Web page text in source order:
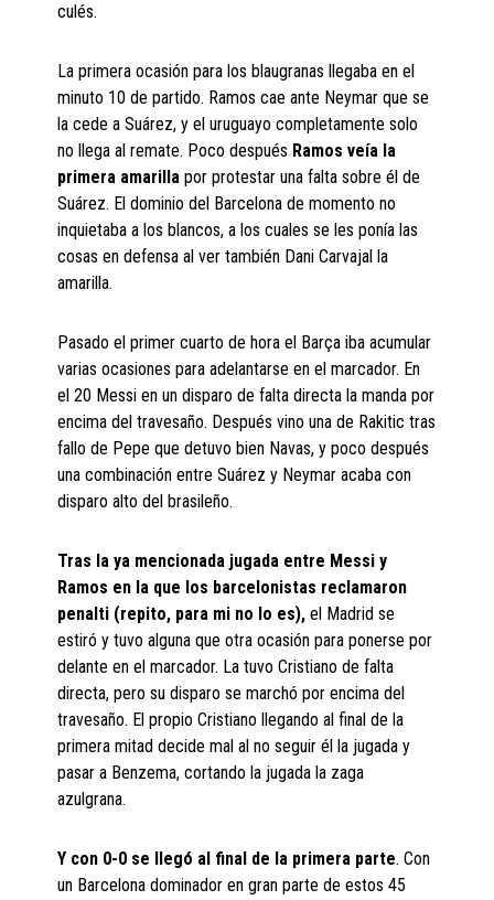
culés.
La primera ocasión para los blaugranas llegaba en el
minuto 10 de partido. Ramos cae ante Neymar que se
la cede a Suárez, y el uruguayo completamente solo
no llega al remate. Poco después Ramos veía la
primera amarilla por protestar una falta sobre él de
Suárez. El dominio del Barcelona de momento no
inquietaba a los blancos, a los cuales se les ponía las
cosas en defensa al ver también Dani Carvajal la
amarilla.
Pasado el primer cuarto de hora el Barça iba acumular
varias ocasiones para adelantarse en el marcador. En
el 20 Messi en un disparo de falta directa la manda por
encima del travesaño. Después vino una de Rakitic tras
fallo de Pepe que detuvo bien Navas, y poco después
una combinación entre Suárez y Neymar acaba con
disparo alto del brasileño.
Tras la ya mencionada jugada entre Messi y
Ramos en la que los barcelonistas reclamaron
penalti (repito, para mi no lo es),el Madrid se
estiró y tuvo alguna que otra ocasión para ponerse por
delante en el marcador. La tuvo Cristiano de falta
directa, pero su disparo se marchó por encima del
travesaño. El propio Cristiano llegando al final de la
primera mitad decide mal al no seguir él la jugada y
pasar a Benzema, cortando la jugada la zaga
azulgrana.
Y con 0-0 se llegó al final de la primera parte. Con
un Barcelona dominador en gran parte de estos 45